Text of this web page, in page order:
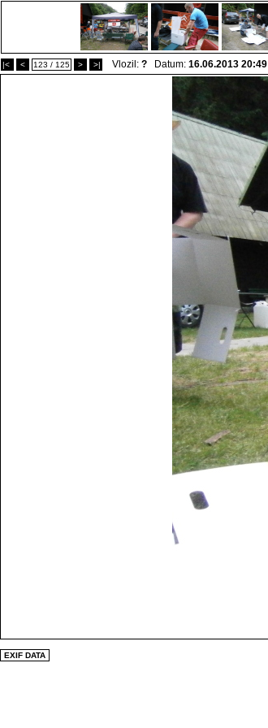
|< < 123 / 125 > >| Vlozil: ? Datum: 16.06.2013 20:49
EXIF DATA